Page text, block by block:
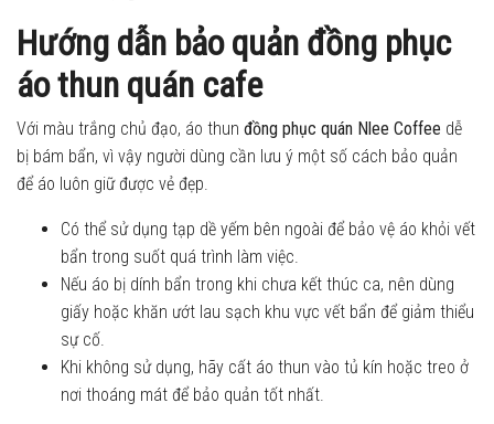
Hướng dẫn bảo quản đồng phục
áo thun quán cafe
Với màu trắng chủ đạo, áo thun đồng phục quán Nlee Coffee dễ
bị bám bẩn, vì vậy người dùng cần lưu ý một số cách bảo quản
để áo luôn giữ được vẻ đẹp.
Có thể sử dụng tạp dề yếm bên ngoài để bảo vệ áo khỏi vết
bẩn trong suốt quá trình làm việc.
Nếu áo bị dính bẩn trong khi chưa kết thúc ca, nên dùng
giấy hoặc khăn ướt lau sạch khu vực vết bẩn để giảm thiểu
sự cố.
Khi không sử dụng, hãy cất áo thun vào tủ kín hoặc treo ở
nơi thoáng mát để bảo quản tốt nhất.